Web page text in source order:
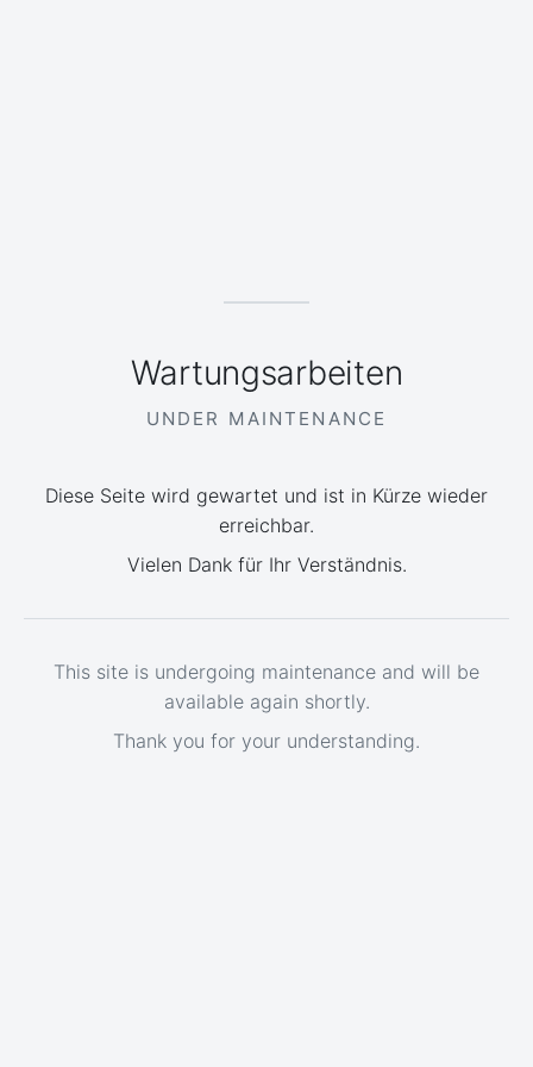
Wartungsarbeiten
UNDER MAINTENANCE
Diese Seite wird gewartet und ist in Kürze wieder
erreichbar.
Vielen Dank für Ihr Verständnis.
This site is undergoing maintenance and will be
available again shortly.
Thank you for your understanding.